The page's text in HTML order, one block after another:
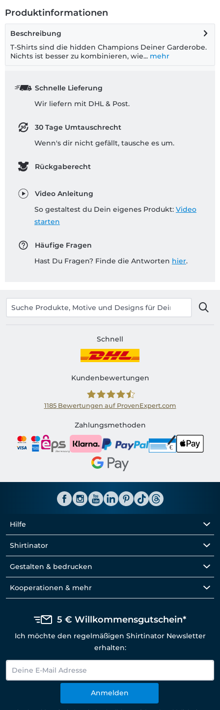
Produktinformationen
Beschreibung
T-Shirts sind die hidden Champions Deiner Garderobe.
Nichts ist besser zu kombinieren, wie... mehr
Schnelle Lieferung
Wir liefern mit DHL & Post.
30 Tage Umtauschrecht
Wenn's dir nicht gefällt, tausche es um.
Rückgaberecht
Video Anleitung
So gestaltest du Dein eigenes Produkt: Video
starten
Häufige Fragen
Hast Du Fragen? Finde die Antworten hier.
Schnell
Kundenbewertungen
Shirtinator AT
1185Bewertungen auf ProvenExpert.com
Zahlungsmethoden
Hilfe
Shirtinator
Gestalten & bedrucken
Kooperationen & mehr
5 € Willkommensgutschein*
Ich möchte den regelmäßigen Shirtinator Newsletter
erhalten:
Anmelden